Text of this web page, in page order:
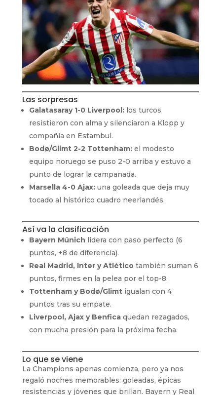
Las sorpresas
Galatasaray 1-0 Liverpool:los turcos
resistieron con alma y silenciaron a Klopp y
compañía en Estambul.
Bodø/Glimt 2-2 Tottenham:el modesto
equipo noruego se puso 2-0 arriba y estuvo a
punto de lograr la campanada.
Marsella 4-0 Ajax:una goleada que deja muy
tocado al histórico cuadro neerlandés.
Así va la clasificación
Bayern Múnich lidera con paso perfecto (6
puntos, +8 de diferencia).
Real Madrid, Inter y Atléticotambién suman 6
puntos, firmes en la pelea por el top-8.
Tottenham y Bodø/Glimtigualan con 4
puntos tras su empate.
Liverpool, Ajax y Benficaquedan rezagados,
con mucha presión para la próxima fecha.
Lo que se viene
La Champions apenas comienza, pero ya nos
regaló noches memorables: goleadas, épicas
resistencias y jóvenes que brillan. Bayern y Real